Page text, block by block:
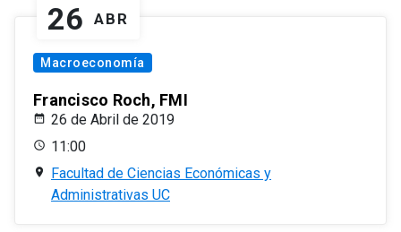
26 ABR
Macroeconomía
Francisco Roch, FMI
26 de Abril de 2019
11:00
Facultad de Ciencias Económicas y
Administrativas UC